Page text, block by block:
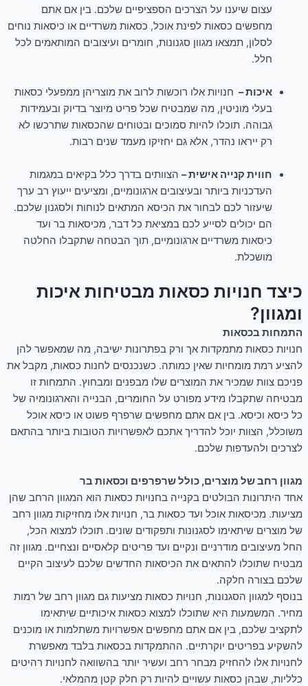
עצום שיענו על הצרכים הספציפיים שלכם. בין אם אתם
מחפשים כסאות לפינת אוכל, כסאות משרדיים או כיסאות נוחים
לסלון, תמצאו מגוון סגנונות, חומרים ועיצובים המותאמים לכל
חלל.
איכות – חנויות אלו רוכשות לרוב את מוצריהן ממפעלי כסאות
בעלי מוניטין, מה שמבטיח שכל פריט מיוצר בדיוק ובעמידות
גבוהה. תוכלו להיות סמוכים ובטוחים שהכסאות שתרכשו לא
רק ייראו נהדר, אלא גם יחזיקו מעמד שנים רבות.
חווית קנייה אישית –הצוותים בדרך כלל בקיאים במגמות
העדכניות ביותר ובעיצובים ארגונומיים, ומציעים ייעוץ רב ערך
שיעזור לכם לבחור את הכיסא המתאים לנוחות ולסגנון שלכם.
הם יכולים לסייע לכם במציאת כל דבר, מכיסאות בר ועד
כיסאות משרדיים ארגונומיים, תוך הבטחה שתקבלו החלטה
מושכלת.
כיצד חנויות כסאות מבטיחות איכות
ומגוון?
התמחות בכסאות
חנויות כסאות מתמקדות אך ורק בפתרונות ישיבה, מה שמאפשר להן
להציע רמת מומחיות שאין כמותה. כשנכנסים לחנות כסאות, מקבל את
פניכם צוות שמכיר את המוצרים שלו מבפנים ומבחוץ. התמחות זו
מבטיחה שתקבלו מידע מפורט על החומרים, הבנייה והארגונומיה של
כל כיסא וכיסא. בין אם אתם מחפשים שרפרף פשוט או כיסא אוכל
משוכלל, הצוות יוכל להדריך אתכם לאפשרויות הטובות ביותר בהתאם
לצרכים ולהעדפות שלכם.
מגוון רחב של מוצרים, כולל שרפרפים וכסאות בר
אחד היתרונות הבולטים בקנייה בחנויות כסאות הוא המגוון הרחב שהן
מציעות. מכיסאות אוכל ועד כסאות בר, חנויות אלו מחזיקות מגוון רחב
של מוצרים שיתאימו לסגנונות ותפקודים שונים. תוכלו למצוא הכל,
החל מעיצובים מודרניים ונקיים ועד פריטים קלאסיים ונצחיים. מגוון זה
מבטיח שתוכלו להתאים את הכיסאות החדשים שלכם לעיצוב הקיים
שלכם בצורה חלקה.
בנוסף למגוון הסגנונות, חנויות כסאות מציעות גם מגוון רחב של רמות
מחיר. המשמעות היא שתוכלו למצוא כסאות איכותיים שיתאימו
לתקציב שלכם, בין אם אתם מחפשים אפשרויות משתלמות או מוכנים
להשקיע בפריטים יוקרתיים. ההתמקדות בכסאות בלבד מאפשרת
לחנויות אלו להחזיק מבחר רחב ועשיר יותר בהשוואה לחנויות רהיטים
כלליות, שבהן כסאות עשויים להיות רק חלק קטן מהמלאי.